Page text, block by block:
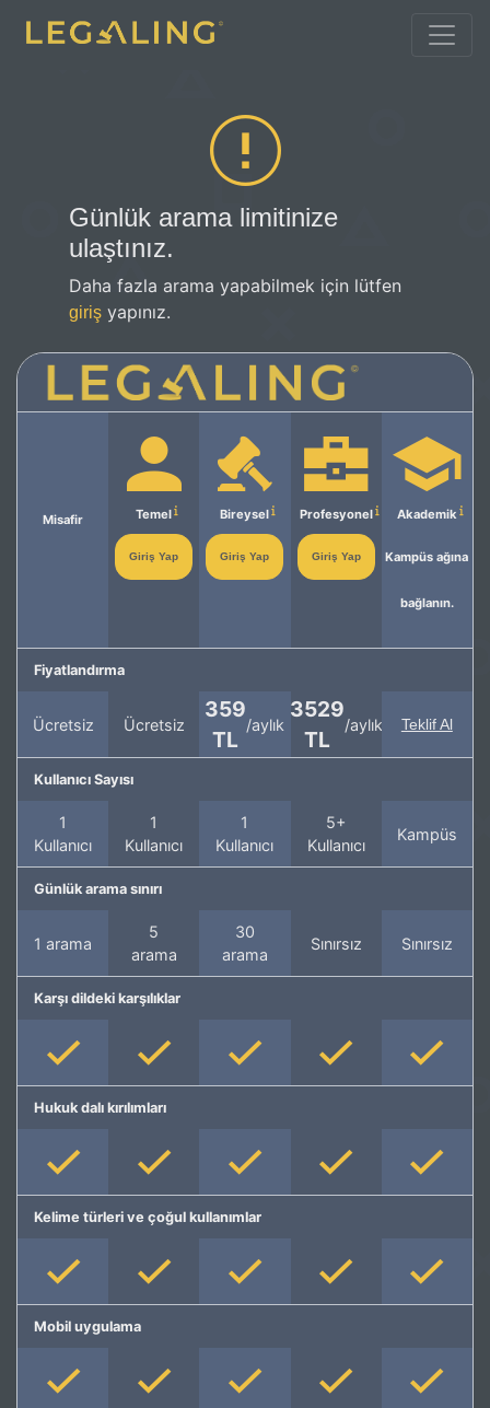
Günlük arama limitinize
ulaştınız.
Daha fazla arama yapabilmek için lütfen
giriş yapınız.
Misafir Temel
Giriş Yap
Bireysel
Giriş Yap
Profesyonel
Giriş Yap
Akademik
Kampüs ağına
bağlanın.
Fiyatlandırma
Ücretsiz Ücretsiz
359
TL
/aylık
3529
TL
/aylık Teklif Al
Kullanıcı Sayısı
1
Kullanıcı
1
Kullanıcı
1
Kullanıcı
5+
Kullanıcı
Kampüs
Günlük arama sınırı
1 arama
5
arama
30
arama
Sınırsız Sınırsız
Karşı dildeki karşılıklar
Hukuk dalı kırılımları
Kelime türleri ve çoğul kullanımlar
Mobil uygulama